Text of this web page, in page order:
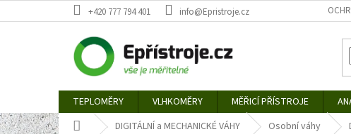
na
+420 777 794 401 info@Epristroje.cz
TEPLOMĚRY VLHKOMĚRY MĚŘICÍ PŘÍSTROJE
Domů DIGITÁLNÍ a MECHANICKÉ VÁHY Osobní váhy